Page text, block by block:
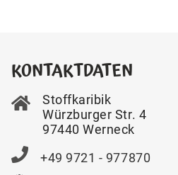
KONTAKTDATEN
Stoffkaribik
Würzburger Str. 4
97440 Werneck
+49 9721 - 977870